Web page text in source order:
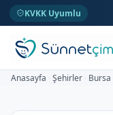
KVKK Uyumlu
Anasayfa Şehirler Bursa